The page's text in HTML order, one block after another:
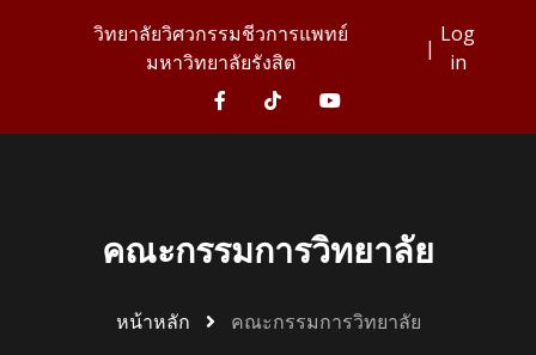
วิทยาลัยวิศวกรรมชีวการแพทย์
มหาวิทยาลัยรังสิต
|
Log
in
คณะกรรมการวิทยาลัย
หน้าหลัก คณะกรรมการวิทยาลัย